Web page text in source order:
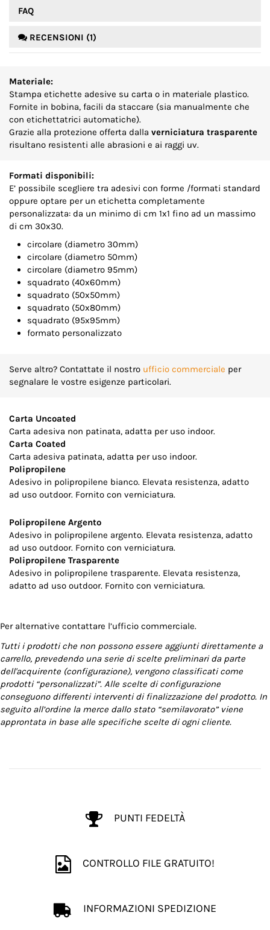
FAQ
RECENSIONI (1)
Materiale:
Stampa etichette adesive su carta o in materiale plastico.
Fornite in bobina, facili da staccare (sia manualmente che
con etichettatrici automatiche).
Grazie alla protezione offerta dalla verniciatura trasparente
risultano resistenti alle abrasioni e ai raggi uv.
Formati disponibili:
E’ possibile scegliere tra adesivi con forme /formati standard
oppure optare per un etichetta completamente
personalizzata: da un minimo di cm 1x1 fino ad un massimo
di cm 30x30.
circolare (diametro 30mm)
circolare (diametro 50mm)
circolare (diametro 95mm)
squadrato (40x60mm)
squadrato (50x50mm)
squadrato (50x80mm)
squadrato (95x95mm)
formato personalizzato
Serve altro? Contattate il nostro ufficio commerciale per
segnalare le vostre esigenze particolari.
Carta Uncoated
Carta adesiva non patinata, adatta per uso indoor.
Carta Coated
Carta adesiva patinata, adatta per uso indoor.
Polipropilene
Adesivo in polipropilene bianco. Elevata resistenza, adatto
ad uso outdoor. Fornito con verniciatura.
Polipropilene Argento
Adesivo in polipropilene argento. Elevata resistenza, adatto
ad uso outdoor. Fornito con verniciatura.
Polipropilene Trasparente
Adesivo in polipropilene trasparente. Elevata resistenza,
adatto ad uso outdoor. Fornito con verniciatura.
Per alternative contattare l’ufficio commerciale.
Tutti i prodotti che non possono essere aggiunti direttamente a
carrello, prevedendo una serie di scelte preliminari da parte
dell'acquirente (configurazione), vengono classificati come
prodotti “personalizzati”. Alle scelte di configurazione
conseguono differenti interventi di finalizzazione del prodotto. In
seguito all’ordine la merce dallo stato “semilavorato” viene
approntata in base alle specifiche scelte di ogni cliente.
PUNTI FEDELTÀ
CONTROLLO FILE GRATUITO!
INFORMAZIONI SPEDIZIONE